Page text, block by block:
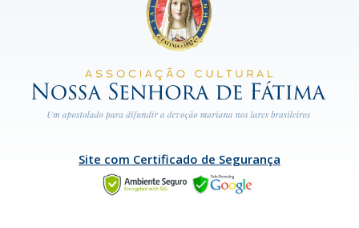
Site com Certificado de Segurança